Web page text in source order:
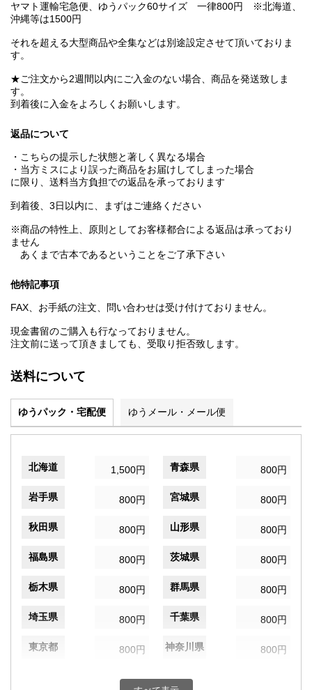
ヤマト運輸宅急便、ゆうパック60サイズ 一律800円 ※北海道、
沖縄等は1500円
それを超える大型商品や全集などは別途設定させて頂いておりま
す。
★ご注文から2週間以内にご入金のない場合、商品を発送致しま
す。
到着後に入金をよろしくお願いします。
返品について
・こちらの提示した状態と著しく異なる場合
・当方ミスにより誤った商品をお届けしてしまった場合
に限り、送料当方負担での返品を承っております
到着後、3日以内に、まずはご連絡ください
※商品の特性上、原則としてお客様都合による返品は承っており
ません
あくまで古本であるということをご了承下さい
他特記事項
FAX、お手紙の注文、問い合わせは受け付けておりません。
現金書留のご購入も行なっておりません。
注文前に送って頂きましても、受取り拒否致します。
送料について
ゆうパック・宅配便 ゆうメール・メール便
北海道 1,500円 青森県 800円
岩手県 800円 宮城県 800円
秋田県 800円 山形県 800円
福島県 800円 茨城県 800円
栃木県 800円 群馬県 800円
埼玉県 800円 千葉県 800円
東京都 800円 神奈川県 800円
800円 富山県